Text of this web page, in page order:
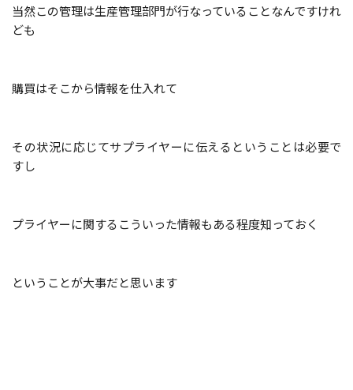
当然この管理は生産管理部門が行なっていることなんですけれ
ども
購買はそこから情報を仕入れて
その状況に応じてサプライヤーに伝えるということは必要で
すし
プライヤーに関するこういった情報もある程度知っておく
ということが大事だと思います